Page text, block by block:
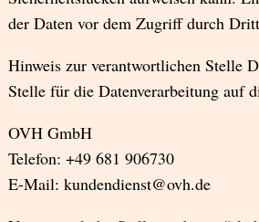
der Daten vor dem Zugriff durch
Hinweis zur verantwortlichen Stelle
Stelle für die Datenverarbeitung auf
OVH GmbH
Telefon: +49 681 906730
E-Mail: kundendienst@ovh.de